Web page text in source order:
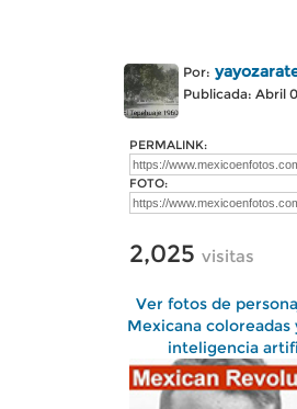
Por:
Publicada: Abril
PERMALINK:
FOTO:
2,025 visitas
Ver fotos de
Mexicana
inteligencia